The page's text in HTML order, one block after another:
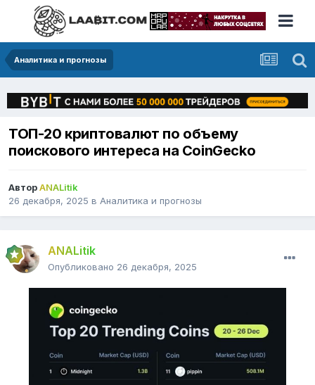
Аналитика и прогнозы
ТОП-20 криптовалют по объему
поискового интереса на CoinGecko
АвторANALitik
26 декабря, 2025 в Аналитика и прогнозы
ANALitik
Опубликовано 26 декабря, 2025